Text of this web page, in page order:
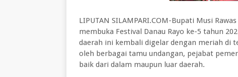
LIPUTAN SILAMPARI.COM-Bupati Musi
membuka Festival Danau Rayo ke-5 tahun
daerah ini kembali digelar dengan meriah di
oleh berbagai tamu undangan, pejabat
baik dari dalam maupun luar daerah.